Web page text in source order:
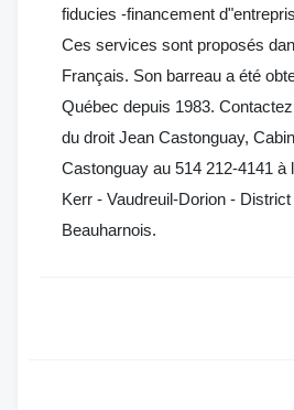
fiducies -financement
Ces services sont proposés
Français. Son barreau a été
Québec depuis 1983.
du droit Jean Castonguay,
Castonguay au 514 212-4141 à
Kerr - Vaudreuil-Dorion - District
Beauharnois.